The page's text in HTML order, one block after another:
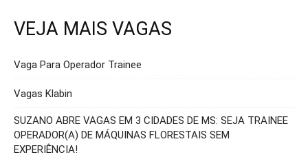
VEJA MAIS VAGAS
Vaga Para Operador Trainee
Vagas Klabin
SUZANO ABRE VAGAS EM 3 CIDADES DE MS: SEJA TRAINEE
OPERADOR(A) DE MÁQUINAS FLORESTAIS SEM
EXPERIÊNCIA!